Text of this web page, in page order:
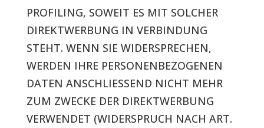
PROFILING, SOWEIT ES MIT SOLCHER
DIREKTWERBUNG IN VERBINDUNG
STEHT. WENN SIE WIDERSPRECHEN,
WERDEN IHRE PERSONENBEZOGENEN
DATEN ANSCHLIESSEND NICHT MEHR
ZUM ZWECKE DER DIREKTWERBUNG
VERWENDET (WIDERSPRUCH NACH ART.